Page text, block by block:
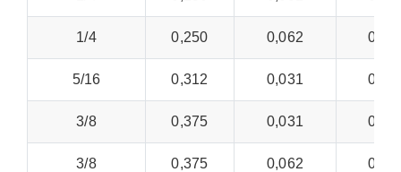
1/4 0,250 0,062
5/16 0,312 0,031
3/8 0,375 0,031
3/8 0,375 0,062